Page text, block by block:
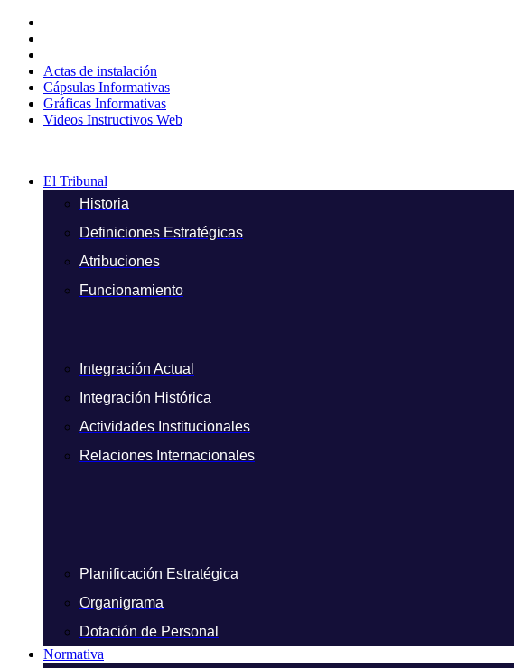
contenido
Actas de instalación
Cápsulas Informativas
Gráficas Informativas
Videos Instructivos Web
El Tribunal
Historia
Definiciones Estratégicas
Atribuciones
Funcionamiento
Integración Actual
Integración Histórica
Actividades Institucionales
Relaciones Internacionales
Planificación Estratégica
Organigrama
Dotación de Personal
Normativa